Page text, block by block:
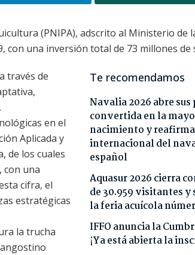
(PNIPA), adscrito al Ministerio de
con una inversión total de 73 millones de
Te recomendamos
Navalia 2026 abre sus
convertida en la
nacimiento y
internacional del
español
Aquasur 2026 cierra
de 30.959 visitantes y
la feria acuícola
IFFO anuncia la
¡Ya está abierta la
través de
en el
Aplicada y
de los cuales
con una
cifra, el
estratégicas
la trucha